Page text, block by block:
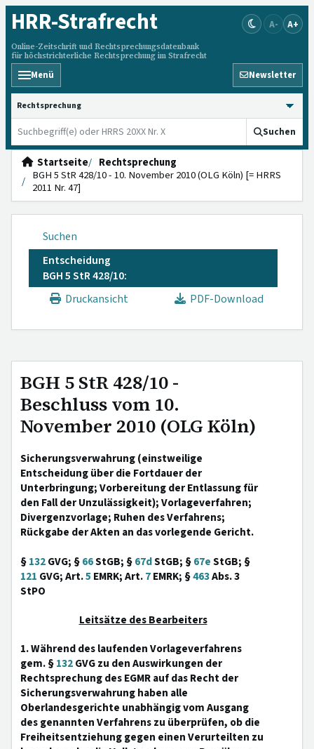
HRR-Strafrecht
Online-Zeitschrift und Rechtsprechungsdatenbank
für höchstrichterliche Rechtsprechung im Strafrecht
A- A+
Menü Newsletter
HRRS durchsuchen
Suchen
Startseite
Rechtsprechung
BGH 5 StR 428/10 - 10. November 2010 (OLG Köln) [= HRRS
2011 Nr. 47]
Suchen
Entscheidung
BGH 5 StR 428/10:
Druckansicht
PDF-Download
BGH 5 StR 428/10 -
Beschluss vom 10.
November 2010 (OLG Köln)
Sicherungsverwahrung (einstweilige
Entscheidung über die Fortdauer der
Unterbringung; Vorbereitung der Entlassung für
den Fall der Unzulässigkeit); Vorlageverfahren;
Divergenzvorlage; Ruhen des Verfahrens;
Rückgabe der Akten an das vorlegende Gericht.
§132GVG; §66StGB; §67dStGB; §67eStGB; §
121 GVG; Art.5 EMRK; Art.7EMRK; §463Abs. 3
StPO
Leitsätze des Bearbeiters
1. Während des laufenden Vorlageverfahrens
gem. §132GVG zu den Auswirkungen der
Rechtsprechung des EGMR auf das Recht der
Sicherungsverwahrung haben alle
Oberlandesgerichte unabhängig vom Ausgang
des genannten Verfahrens zu überprüfen, ob die
Freiheitsentziehung gegen einen Verurteilten zu